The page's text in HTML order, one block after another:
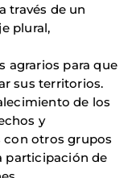
través de un
plural,
agrarios para que
sus territorios.
de los
y
con otros grupos
participación de